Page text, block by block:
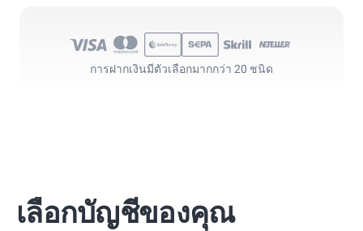
การฝากเงินมีตัวเลือกมากกว่า 20 ชนิด
เลือกบัญชีของคุณ